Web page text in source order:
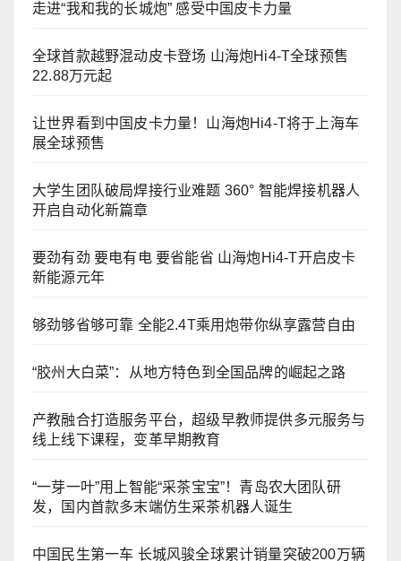
走进“我和我的长城炮” 感受中国皮卡力量
全球首款越野混动皮卡登场 山海炮Hi4-T全球预售
22.88万元起
让世界看到中国皮卡力量！山海炮Hi4-T将于上海车
展全球预售
大学生团队破局焊接行业难题 360° 智能焊接机器人
开启自动化新篇章
要劲有劲 要电有电 要省能省 山海炮Hi4-T开启皮卡
新能源元年
够劲够省够可靠 全能2.4T乘用炮带你纵享露营自由
“胶州大白菜”：从地方特色到全国品牌的崛起之路
产教融合打造服务平台，超级早教师提供多元服务与
线上线下课程，变革早期教育
“一芽一叶”用上智能“采茶宝宝”！青岛农大团队研
发，国内首款多末端仿生采茶机器人诞生
中国民生第一车 长城风骏全球累计销量突破200万辆